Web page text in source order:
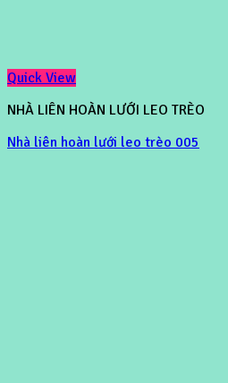
Quick View
NHÀ LIÊN HOÀN LƯỚI LEO TRÈO
Nhà liên hoàn lưới leo trèo 005